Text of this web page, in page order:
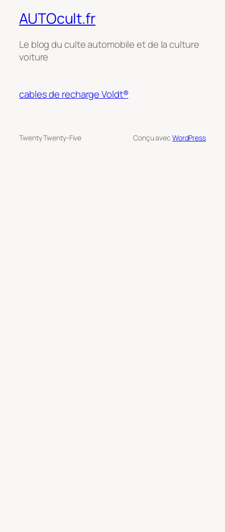
AUTOcult.fr
Le blog du culte automobile et de la culture
voiture
cables de recharge Voldt®
Twenty Twenty-Five Conçu avec WordPress